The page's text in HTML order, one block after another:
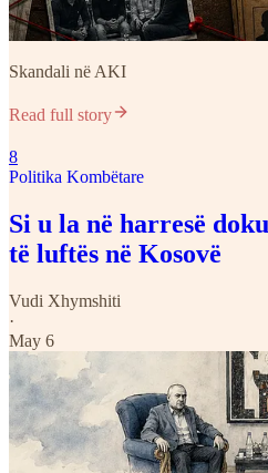
Skandali në AKI
Read full story
8
Politika Kombëtare
Si u la në harresë
të luftës në Kosovë
Vudi Xhymshiti
·
May 6